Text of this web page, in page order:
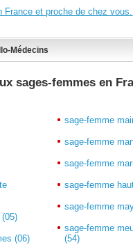
et proche de chez vous.
Médecins
sages-femmes en
(06)
sage-femme
sage-femme
sage-femme
sage-femme
sage-femme
sage-femme
(54)